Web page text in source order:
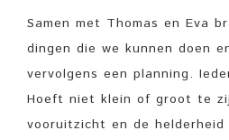
Samen met Thomas en Eva
dingen die we kunnen doen
vervolgens een planning.
Hoeft niet klein of groot te
vooruitzicht en de